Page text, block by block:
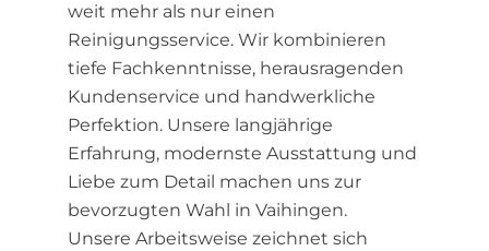
weit mehr als nur einen
Reinigungsservice. Wir kombinieren
tiefe Fachkenntnisse, herausragenden
Kundenservice und handwerkliche
Perfektion. Unsere langjährige
Erfahrung, modernste Ausstattung und
Liebe zum Detail machen uns zur
bevorzugten Wahl in Vaihingen.
Unsere Arbeitsweise zeichnet sich